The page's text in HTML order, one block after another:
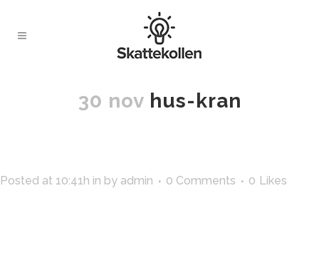
30 novhus-kran
Posted at 10:41h in by admin 0 Comments 0 Likes